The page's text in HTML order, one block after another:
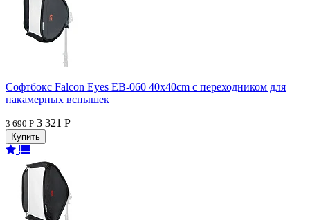
Софтбокс Falcon Eyes EB-060 40x40cm с переходником для
накамерных вспышек
3 690 Р 3 321 Р